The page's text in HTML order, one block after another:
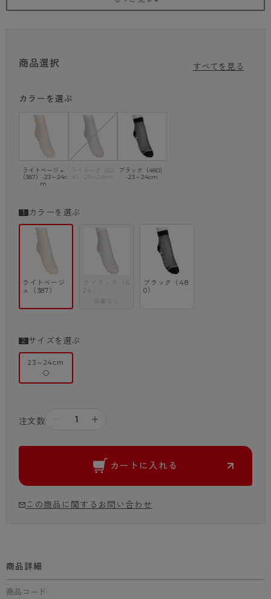
シャイニージオメトリック柄が特徴の、おしゃれなショートクルー丈の靴
す。
色はライトベージュ、ライラック、ブラックの3色展開で、23～24cmの
サイズにぴったりです。
大人可愛いデザインで、普段のコーディネートにアクセントを加えてみま
・ショートクルー
・ナイロン
・部分光沢糸使用
※商品画像はできる限り実物の色に近づけるよう調整しておりますが、
ご覧になる環境（PCのモニタ設定やスマホ画面シール等）により
実物と色味が異なる場合がございます。
商品選択 すべてを見る
カラーを選ぶ
ライトベージュ
（387）-23～24c
m
ライラック（62
4）-23～24cm
ブラック（480）
-23～24cm
カラーを選ぶ
ライトベージ
ュ（387）
ライラック（6
24）
在庫なし
ブラック（48
0）
サイズを選ぶ
23～24cm
○
注文数 ＋
カートに入れる
この商品に関するお問い合わせ
商品詳細
商品コード